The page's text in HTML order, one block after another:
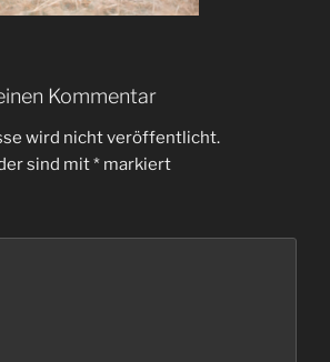
Kommentar
wird nicht veröffentlicht.
sind mit* markiert